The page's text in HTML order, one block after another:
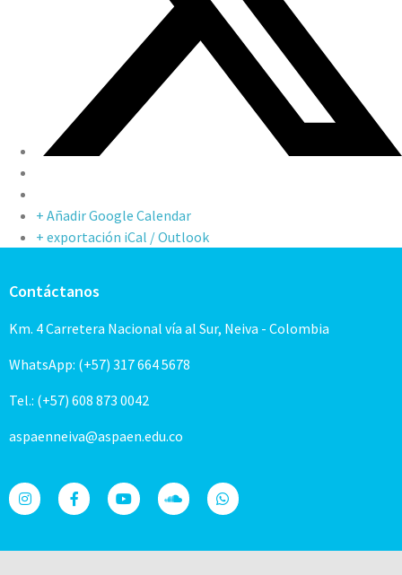
+ Añadir Google Calendar
+ exportación iCal / Outlook
Contáctanos
Km. 4 Carretera Nacional vía al Sur, Neiva - Colombia
WhatsApp: (+57) 317 664 5678
Tel.: (+57) 608 873 0042
aspaenneiva@aspaen.edu.co